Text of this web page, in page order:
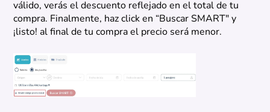
válido, verás el descuento reflejado en el total de tu
compra. Finalmente, haz click en “Buscar SMART" y
¡listo! al final de tu compra el precio será menor.